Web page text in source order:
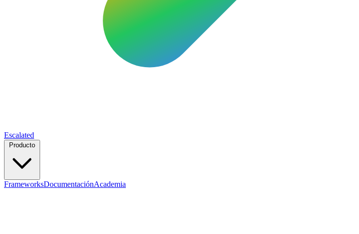
Escalated
FrameworksDocumentaciónAcademia